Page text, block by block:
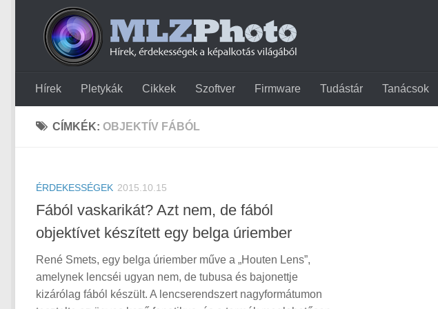
Hírek Pletykák Cikkek Szoftver Firmware Tudástár Tanácsok
CÍMKÉK: OBJEKTÍV FÁBÓL
ÉRDEKESSÉGEK 2015.10.15
Fából vaskarikát? Azt nem, de fából
objektívet készített egy belga úriember
René Smets, egy belga úriember műve a „Houten Lens”,
amelynek lencséi ugyan nem, de tubusa és bajonettje
kizárólag fából készült. A lencserendszert nagyformátumon